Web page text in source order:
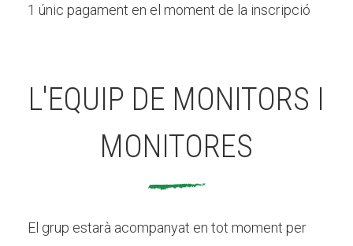
1 únic pagament en el moment de la inscripció
L'EQUIP DE MONITORS I
MONITORES
El grup estarà acompanyat en tot moment per